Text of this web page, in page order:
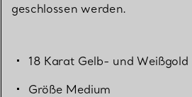
geschlossen werden.
18 Karat Gelb- und Weißgold
Größe Medium